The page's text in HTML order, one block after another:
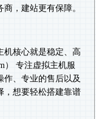
，建站更有保障。
机核心就是稳定、高
） 专注虚拟主机服
作、专业的售后以及
，想要轻松搭建靠谱